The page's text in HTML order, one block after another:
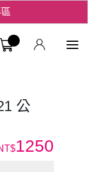
！購物
公
1250